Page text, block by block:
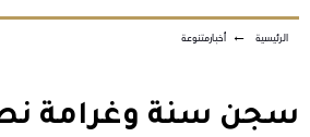
الرئيسية ← أخبارمتنوعة
سجن سنة وغرامة